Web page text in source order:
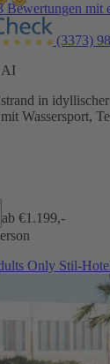
Bewertungen mit
(3373)
AI
in
Wassersport,
ab €1.199,-
Only Stil-